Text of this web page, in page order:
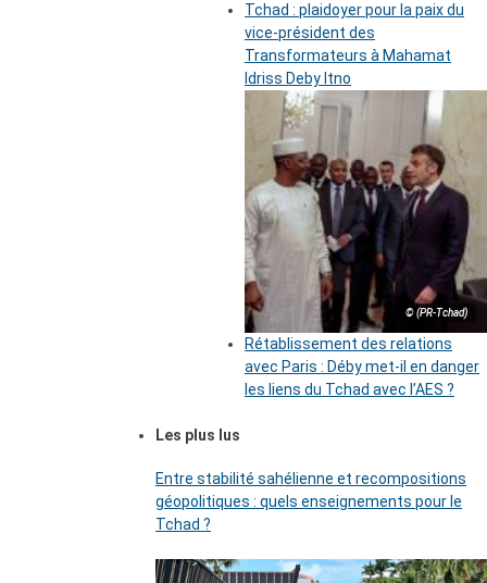
Tchad : plaidoyer pour la paix du
vice-président des
Transformateurs à Mahamat
Idriss Deby Itno
© (PR-Tchad)
Rétablissement des relations
avec Paris : Déby met-il en danger
les liens du Tchad avec l’AES ?
Les plus lus
Entre stabilité sahélienne et recompositions
géopolitiques : quels enseignements pour le
Tchad ?